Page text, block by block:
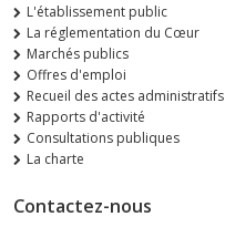
L'établissement public
La réglementation du Cœur
Marchés publics
Offres d'emploi
Recueil des actes administratifs
Rapports d'activité
Consultations publiques
La charte
Contactez-nous